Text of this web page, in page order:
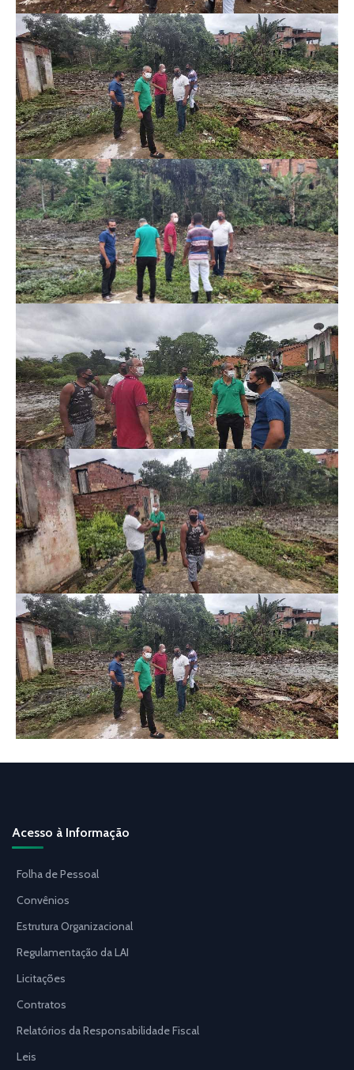
Acesso à Informação
Folha de Pessoal
Convênios
Estrutura Organizacional
Regulamentação da LAI
Licitações
Contratos
Relatórios da Responsabilidade Fiscal
Leis